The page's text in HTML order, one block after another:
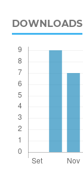
DOWNLOADS